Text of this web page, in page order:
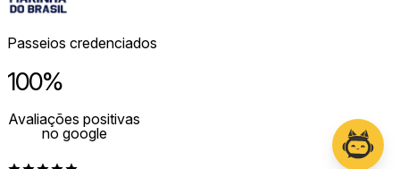
Passeios credenciados
100%
Avaliações positivas
no google